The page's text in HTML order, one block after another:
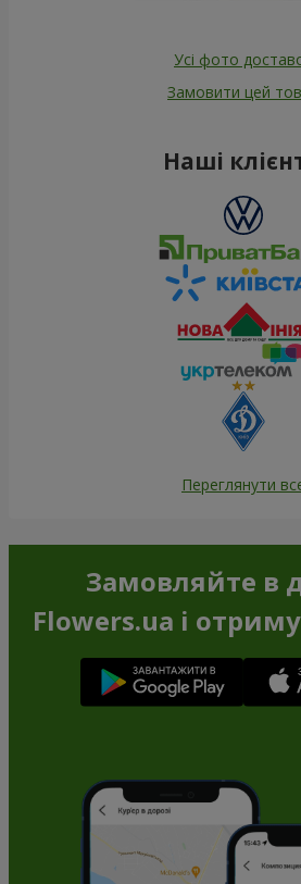
Усі фото
Замовити цей
Наші
Переглянути
Замовляйте в
Flowers.ua і